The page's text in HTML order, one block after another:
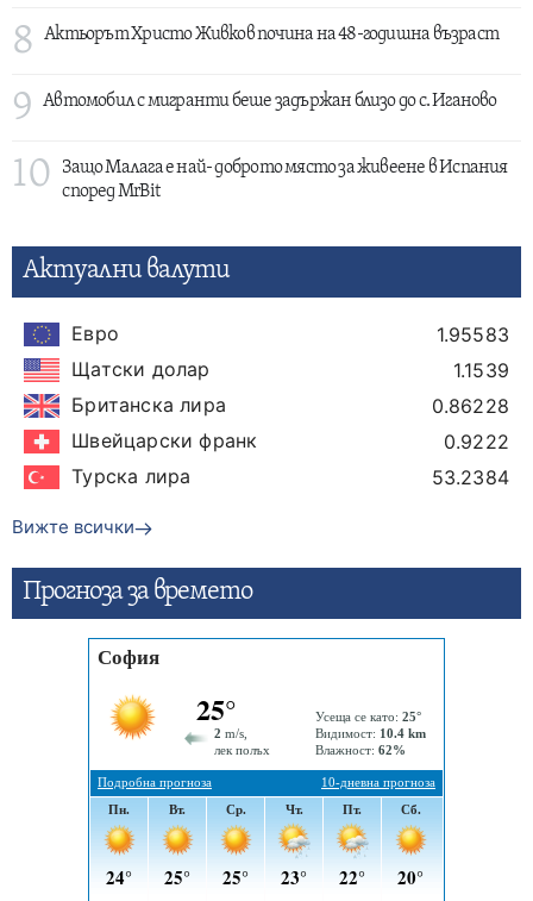
8 Актьорът Христо Живков почина на 48-годишна възраст
9 Автомобил с мигранти беше задържан близо до с. Иганово
10
Защо Малага е най- доброто място за живеене в Испания
според MrBit
Актуални валути
Евро
1.95583
Щатски долар
1.1539
Британска лира
0.86228
Швейцарски франк
0.9222
Турска лира
53.2384
Вижте всички
Прогнозa за времето